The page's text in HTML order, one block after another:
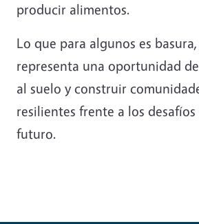
producir alimentos.
Lo que para algunos es
representa una oportunidad
al suelo y construir
resilientes frente a los
futuro.